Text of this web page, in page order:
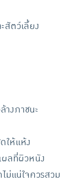
สัตว์เลี้ยง
างภาชนะ
ให้แห้ง
ลที่ผิวหนัง
แน่ใจควรสวม